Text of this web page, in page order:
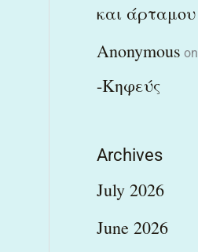
και άρταμου
Anonymous on
-Κηφεύς
Archives
July 2026
June 2026